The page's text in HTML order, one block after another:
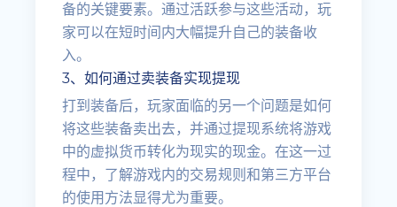
备的关键要素。通过活跃参与这些活动，玩
家可以在短时间内大幅提升自己的装备收
入。
3、如何通过卖装备实现提现
打到装备后，玩家面临的另一个问题是如何
将这些装备卖出去，并通过提现系统将游戏
中的虚拟货币转化为现实的现金。在这一过
程中，了解游戏内的交易规则和第三方平台
的使用方法显得尤为重要。